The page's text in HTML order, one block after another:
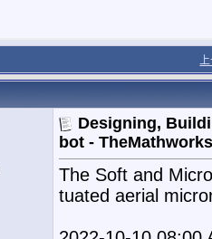
Designing,
bot -
The Soft and
tuated aerial